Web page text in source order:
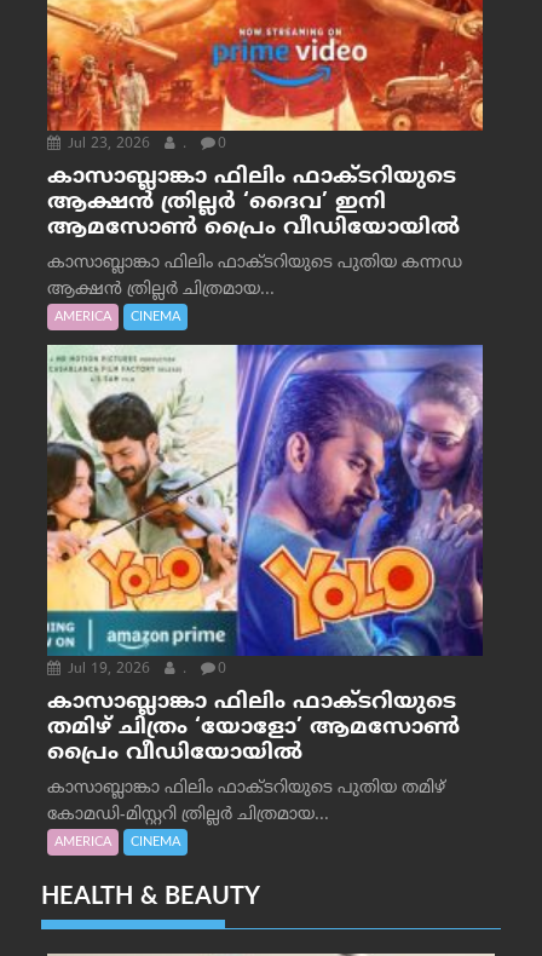
Jul 23, 2026 . 0
കാസാബ്ലാങ്കാ ഫിലിം ഫാക്ടറിയുടെ
ആക്ഷൻ ത്രില്ലർ ‘ദൈവ’ ഇനി
ആമസോൺ പ്രൈം വീഡിയോയിൽ
കാസാബ്ലാങ്കാ ഫിലിം ഫാക്ടറിയുടെ പുതിയ കന്നഡ
ആക്ഷൻ ത്രില്ലർ ചിത്രമായ...
AMERICA CINEMA
Jul 19, 2026 . 0
കാസാബ്ലാങ്കാ ഫിലിം ഫാക്ടറിയുടെ
തമിഴ് ചിത്രം ‘യോളോ’ ആമസോൺ
പ്രൈം വീഡിയോയിൽ
കാസാബ്ലാങ്കാ ഫിലിം ഫാക്ടറിയുടെ പുതിയ തമിഴ്
കോമഡി-മിസ്റ്ററി ത്രില്ലർ ചിത്രമായ...
AMERICA CINEMA
HEALTH & BEAUTY